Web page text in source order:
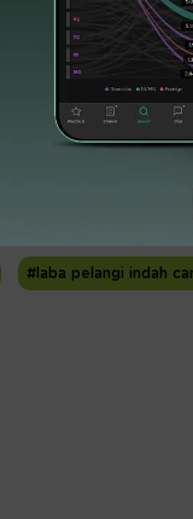
perseroan yang
sebelumnya
dari Rp189,47
#produsen gas
#laba pelangi indah